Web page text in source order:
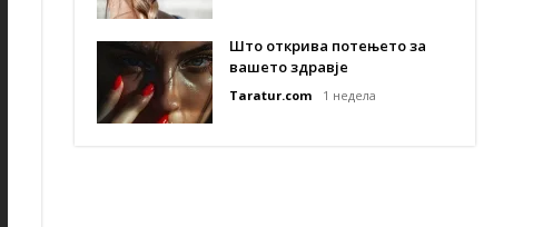
Што открива потењето за
вашето здравје
Taratur.com 1 недела